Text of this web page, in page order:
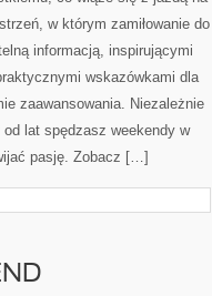
w którym zamiłowanie do
informacją, inspirującymi
wskazówkami dla
zaawansowania. Niezależnie
lat spędzasz weekendy w
pasję. Zobacz […]